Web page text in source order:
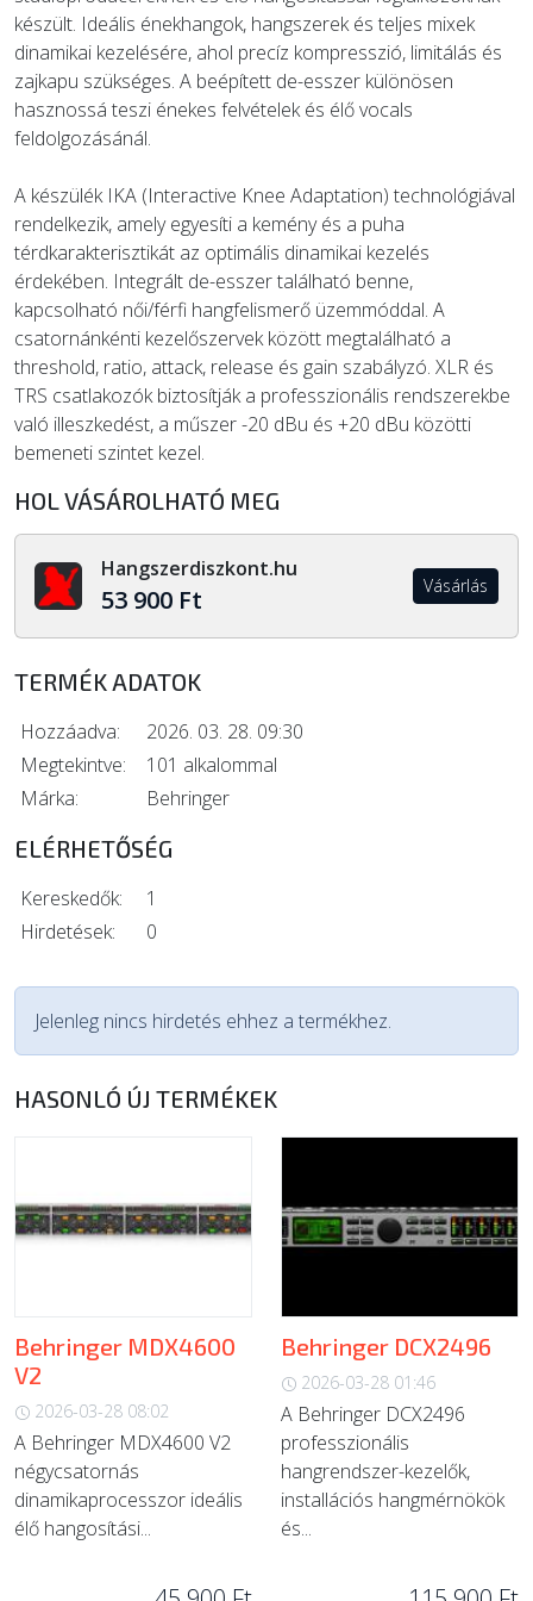
készült. Ideális énekhangok, hangszerek és teljes mixek
dinamikai kezelésére, ahol precíz kompresszió, limitálás és
zajkapu szükséges. A beépített de-esszer különösen
hasznossá teszi énekes felvételek és élő vocals
feldolgozásánál.
A készülék IKA (Interactive Knee Adaptation) technológiával
rendelkezik, amely egyesíti a kemény és a puha
térdkarakterisztikát az optimális dinamikai kezelés
érdekében. Integrált de-esszer található benne,
kapcsolható női/férfi hangfelismerő üzemmóddal. A
csatornánkénti kezelőszervek között megtalálható a
threshold, ratio, attack, release és gain szabályzó. XLR és
TRS csatlakozók biztosítják a professzionális rendszerekbe
való illeszkedést, a műszer -20 dBu és +20 dBu közötti
bemeneti szintet kezel.
HOL VÁSÁROLHATÓ MEG
Hangszerdiszkont.hu
53 900 Ft Vásárlás
TERMÉK ADATOK
Hozzáadva:
2026. 03. 28. 09:30
Megtekintve:
101 alkalommal
Márka:
Behringer
ELÉRHETŐSÉG
Kereskedők:
1
Hirdetések:
0
Jelenleg nincs hirdetés ehhez a termékhez.
HASONLÓ ÚJ TERMÉKEK
Behringer MDX4600
V2
2026-03-28 08:02
A Behringer MDX4600 V2
négycsatornás
dinamikaprocesszor ideális
élő hangosítási...
Behringer DCX2496
2026-03-28 01:46
A Behringer DCX2496
professzionális
hangrendszer-kezelők,
installációs hangmérnökök
és...